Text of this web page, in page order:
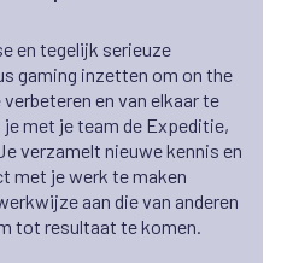
en tegelijk serieuze
gaming inzetten om on the
en van elkaar te
met je team de Expeditie,
verzamelt nieuwe kennis en
met je werk te maken
aan die van anderen
tot resultaat te komen.